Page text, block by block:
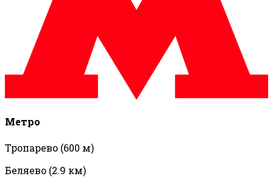
Метро
Тропарево (600 м)
Беляево (2.9 км)